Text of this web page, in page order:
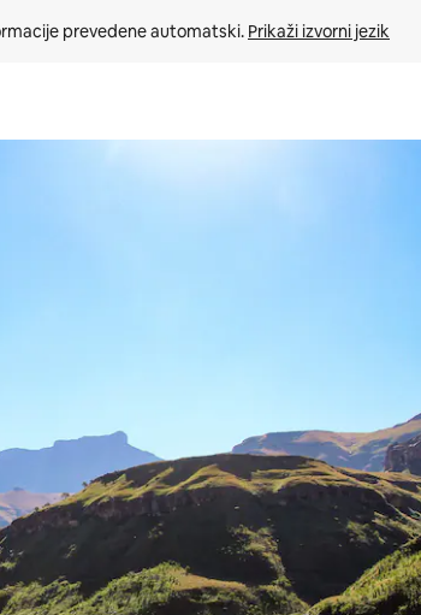
prevedene automatski. Prikaži izvorni jezik
prema gore i prema dolje, kao i dodirom ili